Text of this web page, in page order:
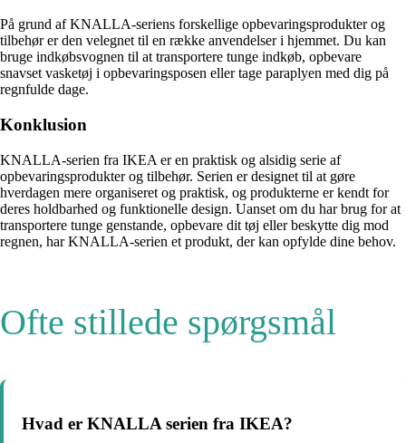
På grund af KNALLA-seriens forskellige opbevaringsprodukter og
tilbehør er den velegnet til en række anvendelser i hjemmet. Du kan
bruge indkøbsvognen til at transportere tunge indkøb, opbevare
snavset vasketøj i opbevaringsposen eller tage paraplyen med dig på
regnfulde dage.
Konklusion
KNALLA-serien fra IKEA er en praktisk og alsidig serie af
opbevaringsprodukter og tilbehør. Serien er designet til at gøre
hverdagen mere organiseret og praktisk, og produkterne er kendt for
deres holdbarhed og funktionelle design. Uanset om du har brug for at
transportere tunge genstande, opbevare dit tøj eller beskytte dig mod
regnen, har KNALLA-serien et produkt, der kan opfylde dine behov.
Ofte stillede spørgsmål
Hvad er KNALLA serien fra IKEA?